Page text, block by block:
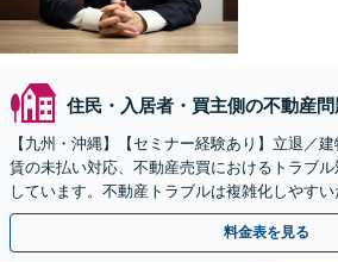
住民・入居者・買主側の不動産問
【九州・沖縄】【セミナー経験あり】立退／
賃の未払い対応、不動産売買におけるトラブ
しています。不動産トラブルは複雑化しやす
ください。【休日・夜間面談可】
料金表を見る